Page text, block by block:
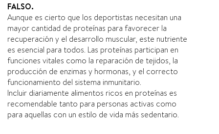
FALSO.
Aunque es cierto que los deportistas necesitan una
mayor cantidad de proteínas para favorecer la
recuperación y el desarrollo muscular, este nutriente
es esencial para todos. Las proteínas participan en
funciones vitales como la reparación de tejidos, la
producción de enzimas y hormonas, y el correcto
funcionamiento del sistema inmunitario.
Incluir diariamente alimentos ricos en proteínas es
recomendable tanto para personas activas como
para aquellas con un estilo de vida más sedentario.